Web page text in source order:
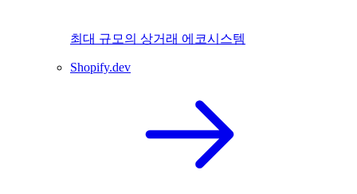
최대 규모의 상거래 에코시스템
Shopify.dev